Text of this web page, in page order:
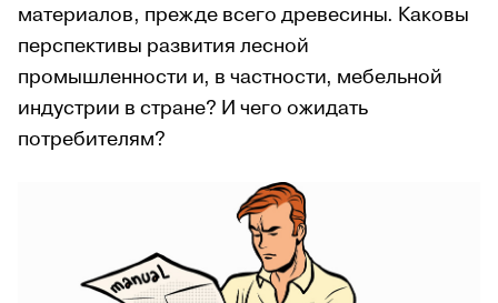
материалов, прежде всего древесины. Каковы
перспективы развития лесной
промышленности и, в частности, мебельной
индустрии в стране? И чего ожидать
потребителям?